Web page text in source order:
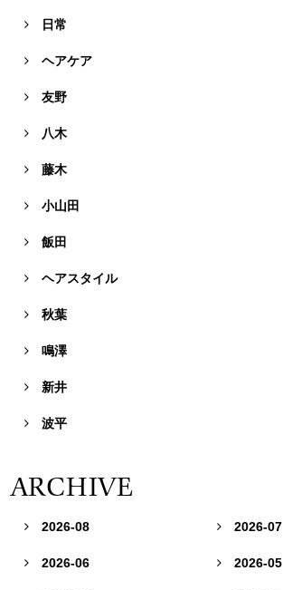
 日常
 ヘアケア
 友野
 八木
 藤木
 小山田
 飯田
 ヘアスタイル
 秋葉
 鳴澤
 新井
 波平
ARCHIVE
 2026-08  2026-07
 2026-06  2026-05